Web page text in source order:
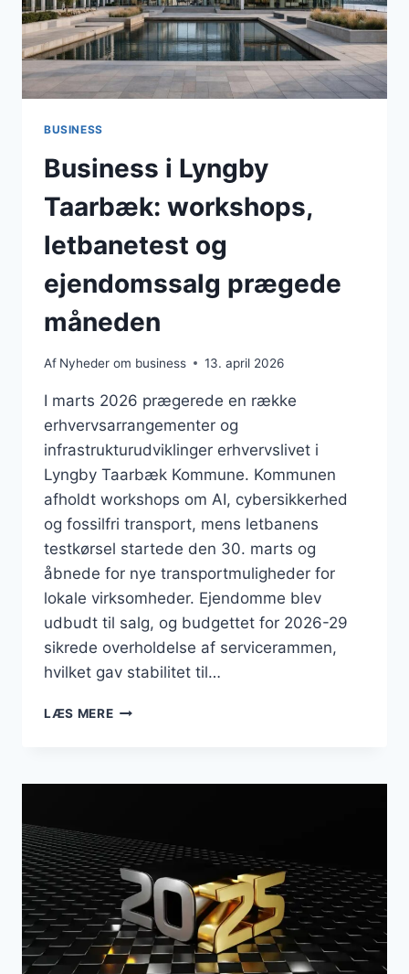
2026
BUSINESS
Business i Lyngby
Taarbæk: workshops,
letbanetest og
ejendomssalg prægede
måneden
Af Nyheder om business 13. april 2026
I marts 2026 prægerede en række
erhvervsarrangementer og
infrastrukturudviklinger erhvervslivet i
Lyngby Taarbæk Kommune. Kommunen
afholdt workshops om AI, cybersikkerhed
og fossilfri transport, mens letbanens
testkørsel startede den 30. marts og
åbnede for nye transportmuligheder for
lokale virksomheder. Ejendomme blev
udbudt til salg, og budgettet for 2026-29
sikrede overholdelse af servicerammen,
hvilket gav stabilitet til…
LÆS MEREBUSINESS
WORKSHOPS,
EJENDOMSSALG
PRÆGEDE
MÅNEDEN